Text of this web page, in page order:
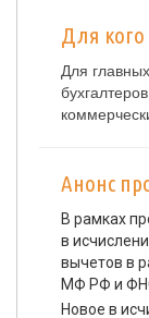
Для кого
Для
Анонс
В рамках
в
вычетов в
МФ РФ и
Новое в